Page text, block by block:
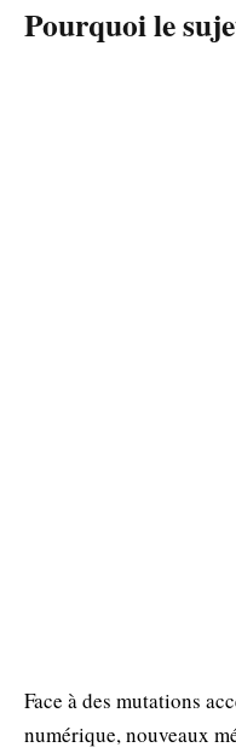
Pourquoi le
Face à des mutations
numérique, nouveaux